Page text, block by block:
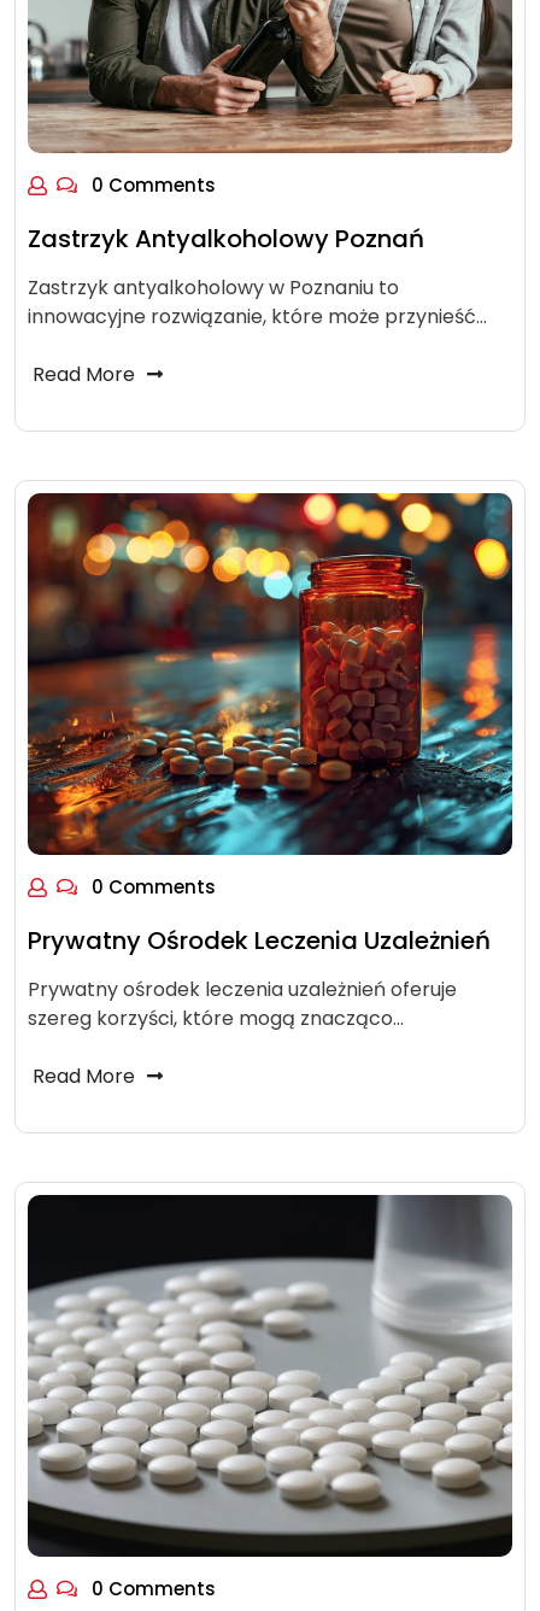
0 Comments
Zastrzyk Antyalkoholowy Poznań
Zastrzyk antyalkoholowy w Poznaniu to
innowacyjne rozwiązanie, które może przynieść…
Read More
0 Comments
Prywatny Ośrodek Leczenia Uzależnień
Prywatny ośrodek leczenia uzależnień oferuje
szereg korzyści, które mogą znacząco…
Read More
0 Comments